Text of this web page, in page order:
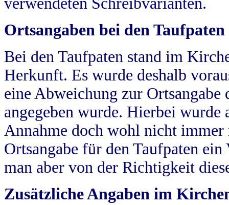
Ortsangaben bei den Taufpaten
Bei den Taufpaten stand im
Herkunft. Es wurde deshalb
eine Abweichung zur
angegeben wurde. Hierbei wurde
Annahme doch wohl nicht
Ortsangabe für den Taufpaten
man aber von der Richtigkeit
Zusätzliche Angaben im